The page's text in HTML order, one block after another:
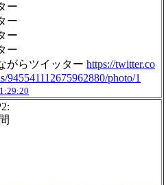
ー
ー
ー
ー
がらツイッター https://twitter.co
945541112675962880/photo/1